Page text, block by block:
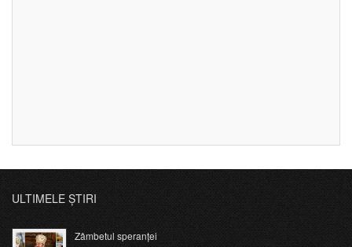
ULTIMELE ȘTIRI
Zâmbetul speranței